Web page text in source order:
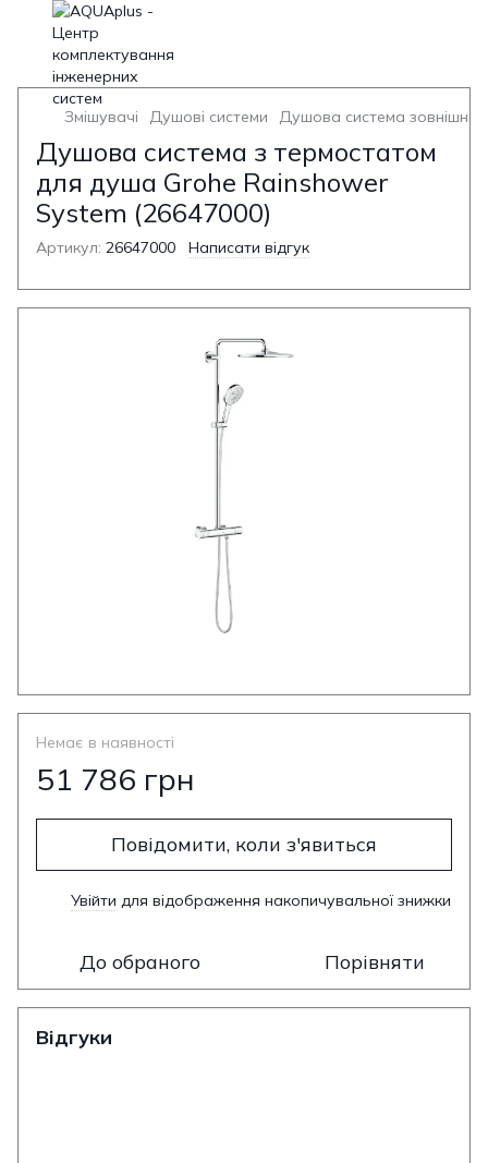
Змішувачі Душові системи Душова система
Душова система з термостатом
для душа Grohe Rainshower
System (26647000)
Артикул: 26647000 Написати відгук
Немає в наявності
51 786 грн
Повідомити, коли з'явиться
Увійти для відображення накопичувальної знижки
До обраного Порівняти
Відгуки